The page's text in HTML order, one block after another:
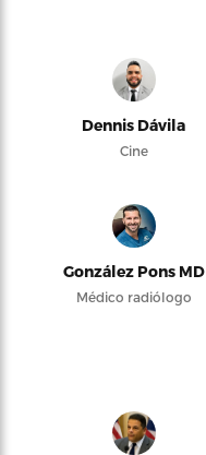
Dennis Dávila
Cine
González Pons MD
Médico radiólogo